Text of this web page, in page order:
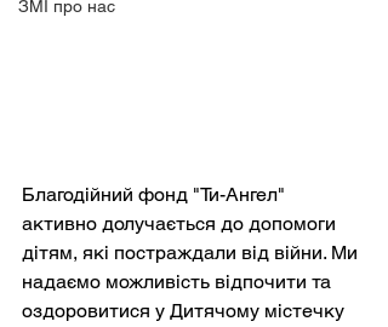
ЗМІ про нас
Благодійний фонд "Ти-Ангел"
активно долучається до допомоги
дітям, які постраждали від війни. Ми
надаємо можливість відпочити та
оздоровитися у Дитячому містечку